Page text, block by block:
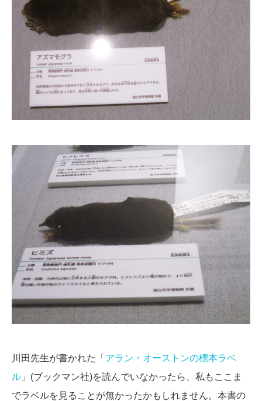
川田先生が書かれた「 アラン・オーストンの標本ラベ
ル 」(ブックマン社)を読んでいなかったら、私もここま
でラベルを見ることが無かったかもしれません。本書の